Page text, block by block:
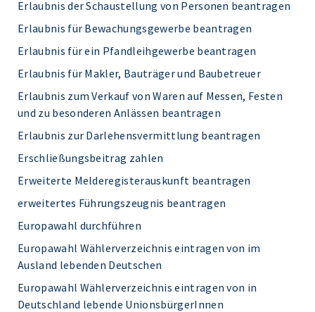
Erlaubnis der Schaustellung von Personen beantragen
Erlaubnis für Bewachungsgewerbe beantragen
Erlaubnis für ein Pfandleihgewerbe beantragen
Erlaubnis für Makler, Bauträger und Baubetreuer
Erlaubnis zum Verkauf von Waren auf Messen, Festen
und zu besonderen Anlässen beantragen
Erlaubnis zur Darlehensvermittlung beantragen
Erschließungsbeitrag zahlen
Erweiterte Melderegisterauskunft beantragen
erweitertes Führungszeugnis beantragen
Europawahl durchführen
Europawahl Wählerverzeichnis eintragen von im
Ausland lebenden Deutschen
Europawahl Wählerverzeichnis eintragen von in
Deutschland lebende UnionsbürgerInnen